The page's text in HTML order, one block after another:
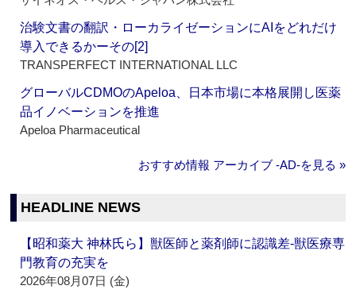
治験文書の翻訳・ローカライゼーションにAIをどれだけ
導入できるかーその[2]
TRANSPERFECT INTERNATIONAL LLC
グローバルCDMOのApeloa、日本市場に本格展開し医薬
品イノベーションを推進
Apeloa Pharmaceutical
おすすめ情報 アーカイブ ‐AD‐を見る »
HEADLINE NEWS
【昭和薬大 神林氏ら】獣医師と薬剤師に認識差‐獣医療専
門教育の充実を
2026年08月07日 (金)